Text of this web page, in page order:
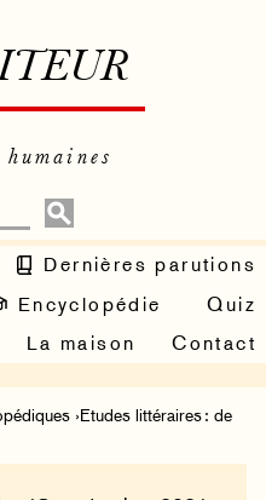
Dernières parutions
Encyclopédie
Quiz
La maison Contact
›Etudes littéraires : de